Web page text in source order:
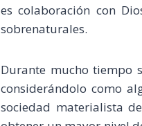
es colaboración con
sobrenaturales.
Durante mucho tiempo
considerándolo como
sociedad materialista